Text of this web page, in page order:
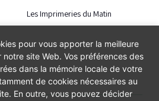
Les Imprimeries du Matin
pour vous apporter la meilleure
site Web. Vos préférences des
dans la mémoire locale de votre
de cookies nécessaires au
En outre, vous pouvez décider